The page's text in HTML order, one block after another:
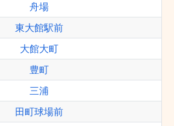
舟場
東大館駅前
大館大町
豊町
三浦
田町球場前